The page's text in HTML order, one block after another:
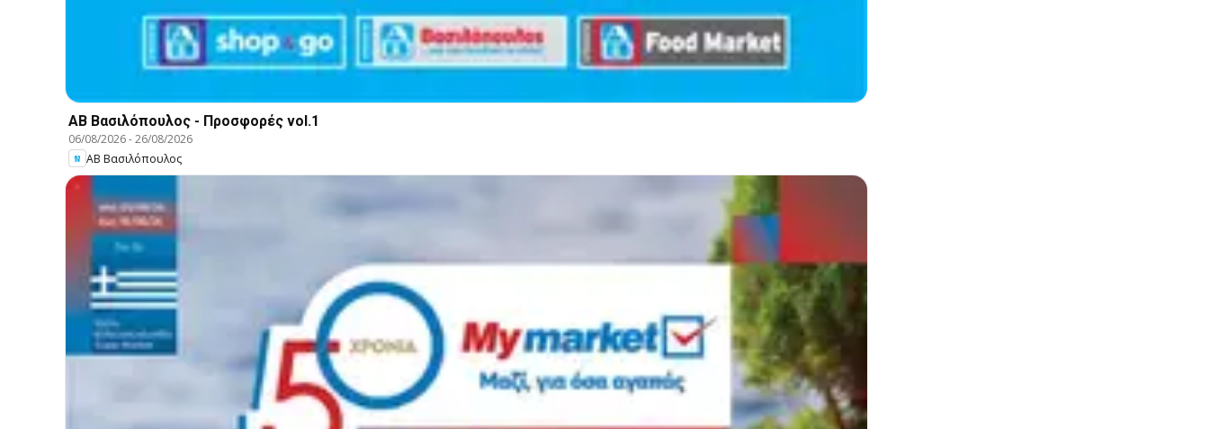
ΑΒ Βασιλόπουλος - Προσφορές vol.1
06/08/2026-26/08/2026
ΑΒ Βασιλόπουλος